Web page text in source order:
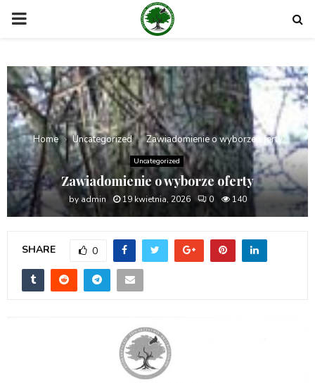
PRIMARY
Home Uncategorized Zawiadomienie o wyborze oferty
Uncategorized
Zawiadomienie o wyborze oferty
byadmin 19 kwietnia, 2026 0 140
SHARE 0